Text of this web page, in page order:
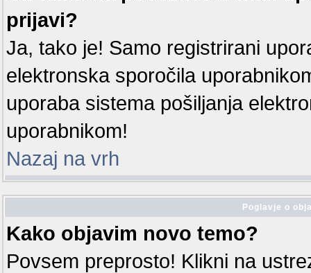
prijavi?
Ja, tako je! Samo registrirani
elektronska sporočila
uporaba sistema pošiljanja
uporabnikom!
Nazaj na vrh
Poglavje o
Kako objavim novo temo?
Povsem preprosto! Klikni na